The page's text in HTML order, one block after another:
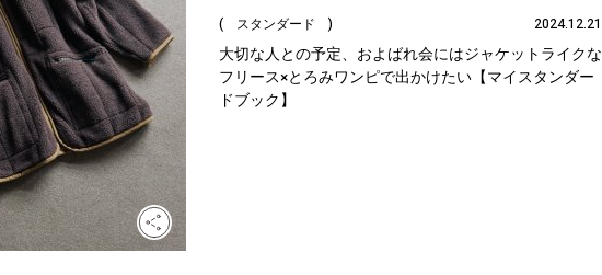
( スタンダード ) 2024.12.21
大切な人との予定、およばれ会にはジャケットライクな
フリース×とろみワンピで出かけたい【マイスタンダー
ドブック】